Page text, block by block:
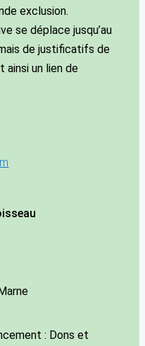
exclusion.
se déplace jusqu’au
de justificatifs de
ainsi un lien de
: Dons et